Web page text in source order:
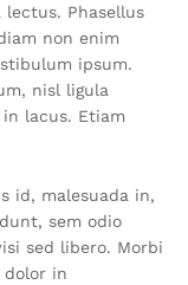
Phasellus
non enim
ipsum.
nisl ligula
lacus. Etiam
id, malesuada in,
sem odio
sed libero. Morbi
dolor in